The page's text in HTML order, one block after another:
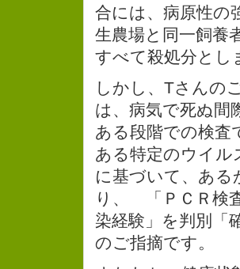
合には、病原性の
生農場と同一飼養
すべて殺処分とし
しかし、Tさんの
は、病気で死ぬ間
ある段階での検査
ある特定のウイ
に基づいて、あ
り、 「ＰＣＲ検
染経験」を判別「
のご指摘です。